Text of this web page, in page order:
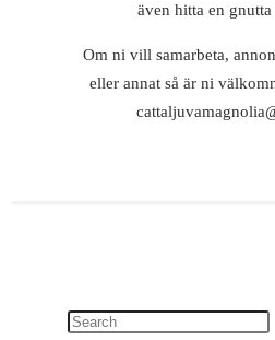
även hitta en
Om ni vill samarbeta,
eller annat så är ni